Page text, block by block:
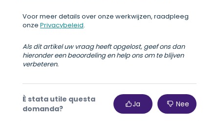
Voor meer details over onze werkwijzen, raadpleeg
onze Privacybeleid.
Als dit artikel uw vraag heeft opgelost, geef ons dan
hieronder een beoordeling en help ons om te blijven
verbeteren.
È stata utile questa
domanda?
Ja Nee